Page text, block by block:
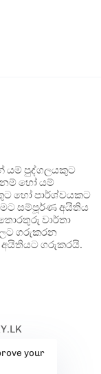
යම් පුද්ගලයකුට
හෝ යම්
හෝ පාර්ශ්වයකට
සම්පූර්ණ අයිතිය
වාර්තා
ගරුකරන
අයිතියට ගරුකරයි.
your